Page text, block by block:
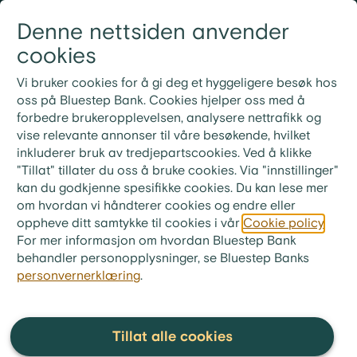
Denne nettsiden anvender
cookies
Vi bruker cookies for å gi deg et hyggeligere besøk hos
oss på Bluestep Bank. Cookies hjelper oss med å
forbedre brukeropplevelsen, analysere nettrafikk og
vise relevante annonser til våre besøkende, hvilket
inkluderer bruk av tredjepartscookies. Ved å klikke
"Tillat" tillater du oss å bruke cookies. Via "innstillinger"
kan du godkjenne spesifikke cookies. Du kan lese mer
om hvordan vi håndterer cookies og endre eller
oppheve ditt samtykke til cookies i vår Cookie policy
For mer informasjon om hvordan Bluestep Bank
behandler personopplysninger, se Bluestep Banks
personvernerklæring.
Tillat alle cookies
Nye rutiner for ekstrainnbetaling på lån
Ved ekstrainnbetaling på lånet ditt må du bruke
KID-nummeret fra din siste faktura. Ønsker du i
stedet å betale neste måneds innbetaling, skriv «Til
gode + ditt lånenummer» i meldingsfeltet i stedet for
KID-nummer.
Spørsmål og svar